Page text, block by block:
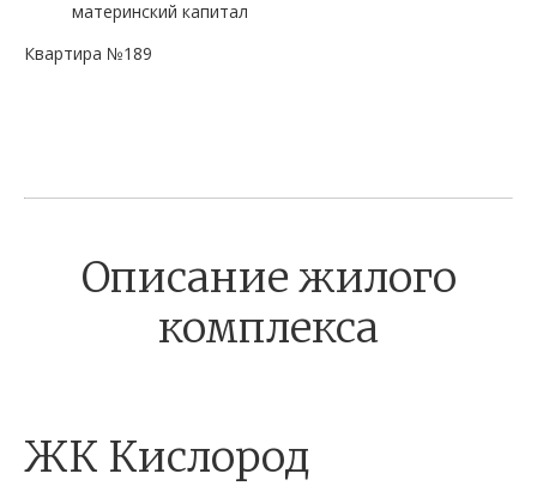
материнский капитал
Квартира №189
Описание жилого
комплекса
ЖК Кислород